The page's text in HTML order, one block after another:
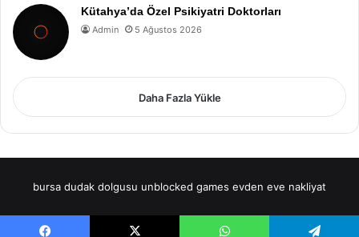
Kütahya’da Özel Psikiyatri Doktorları
Admin 5 Ağustos 2026
Daha Fazla Yükle
bursa dudak dolgusu unblocked games evden eve nakliyat